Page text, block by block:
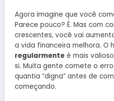
Agora imagine que você
Parece pouco? É. Mas com
crescentes, você vai
a vida financeira melhora. O
regularmente é mais
si. Muita gente comete o
quantia “digna” antes de
começando.